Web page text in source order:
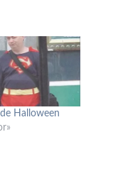
Halloween